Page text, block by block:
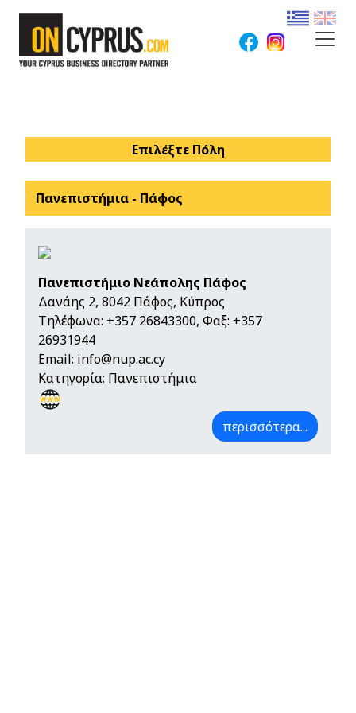
Επιλέξτε Πόλη
Πανεπιστήμια - Πάφος
Πανεπιστήμιο Νεάπολης Πάφος
Δανάης 2, 8042 Πάφος, Κύπρος
Τηλέφωνα: +357 26843300, Φαξ: +357
26931944
Email: info@nup.ac.cy
Κατηγορία: Πανεπιστήμια
περισσότερα...